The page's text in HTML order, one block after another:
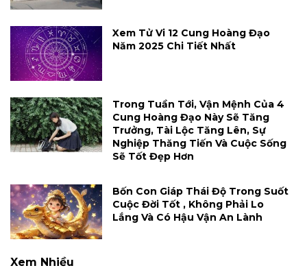
Xem Tử Vi 12 Cung Hoàng Đạo
Năm 2025 Chi Tiết Nhất
Trong Tuần Tới, Vận Mệnh Của 4
Cung Hoàng Đạo Này Sẽ Tăng
Trưởng, Tài Lộc Tăng Lên, Sự
Nghiệp Thăng Tiến Và Cuộc Sống
Sẽ Tốt Đẹp Hơn
Bốn Con Giáp Thái Độ Trong Suốt
Cuộc Đời Tốt , Không Phải Lo
Lắng Và Có Hậu Vận An Lành
Xem Nhiều